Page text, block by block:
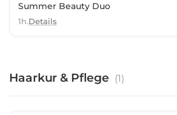
Summer Beauty Duo
1h.Details
Haarkur & Pflege (1)